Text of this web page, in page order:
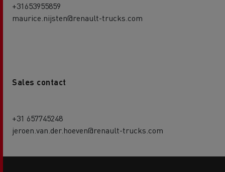
+31653955859
maurice.nijsten@renault-trucks.com
Sales contact
+31 657745248
jeroen.van.der.hoeven@renault-trucks.com